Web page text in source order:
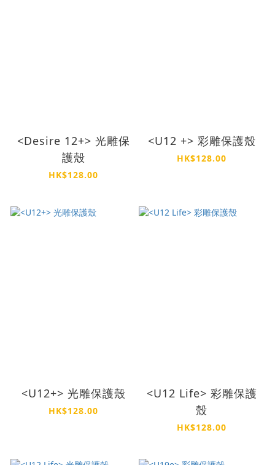
<Desire 12+> 光雕保
護殼
HK$128.00
<U12 +> 彩雕保護殼
HK$128.00
<U12+> 光雕保護殼
HK$128.00
<U12 Life> 彩雕保護
殼
HK$128.00